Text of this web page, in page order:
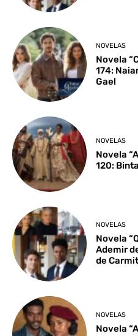
NOVELAS
Novela
174:
Gael
NOVELAS
Novela
120:
NOVELAS
Novela
Ademir
de
NOVELAS
Novela